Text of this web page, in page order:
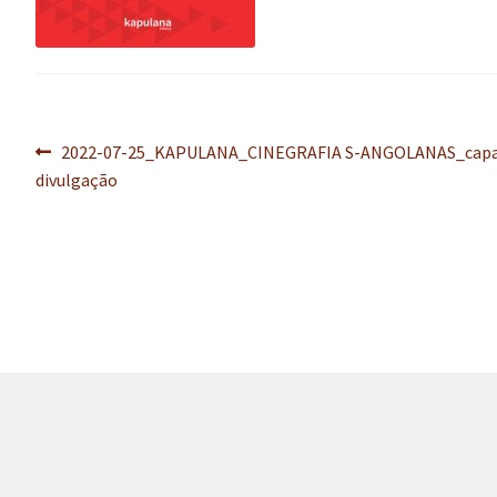
Navegação
de
Post
anterior:
2022-07-25_KAPULANA_CINEGRAFIA S-
divulgação